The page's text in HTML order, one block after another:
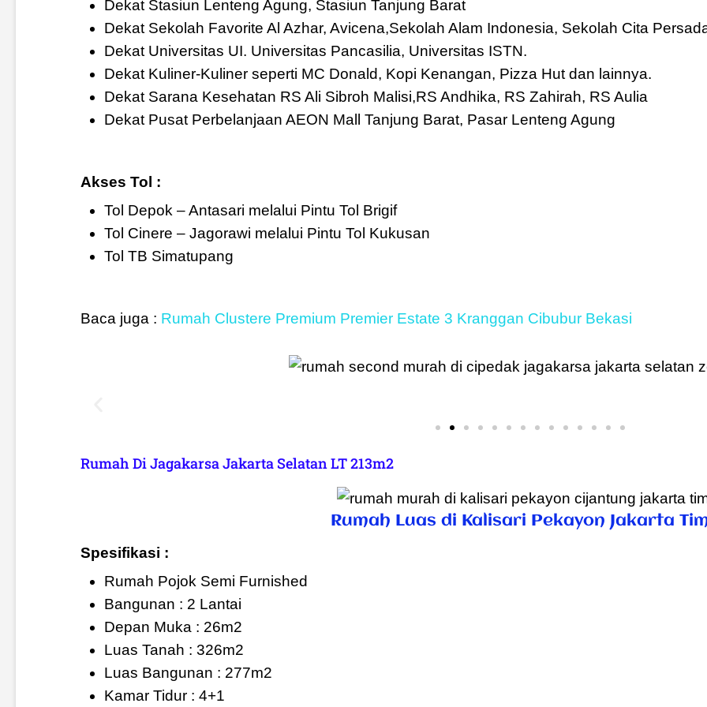
Dekat Stasiun Lenteng Agung, Stasiun Tanjung Barat
Dekat Sekolah Favorite Al Azhar, Avicena,Sekolah Alam Indonesia, Sekolah Cita
Dekat Universitas UI. Universitas Pancasilia, Universitas ISTN.
Dekat Kuliner-Kuliner seperti MC Donald, Kopi Kenangan, Pizza Hut dan lainnya.
Dekat Sarana Kesehatan RS Ali Sibroh Malisi,RS Andhika, RS Zahirah, RS Aulia
Dekat Pusat Perbelanjaan AEON Mall Tanjung Barat, Pasar Lenteng Agung
Akses Tol :
Tol Depok – Antasari melalui Pintu Tol Brigif
Tol Cinere – Jagorawi melalui Pintu Tol Kukusan
Tol TB Simatupang
Baca juga : Rumah Clustere Premium Premier Estate 3 Kranggan Cibubur Bekasi
Rumah Di Jagakarsa Jakarta Selatan LT 213m2
Rumah Luas di Kalisari Pekayon Jakarta
Spesifikasi :
Rumah Pojok Semi Furnished
Bangunan : 2 Lantai
Depan Muka : 26m2
Luas Tanah : 326m2
Luas Bangunan : 277m2
Kamar Tidur : 4+1